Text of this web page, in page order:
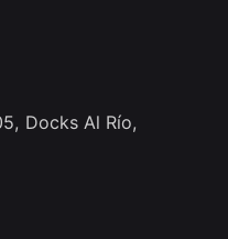
Docks Al Río,